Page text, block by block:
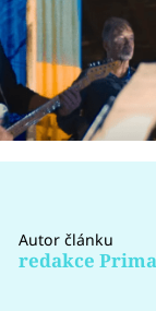
Autor článku
redakce